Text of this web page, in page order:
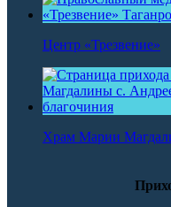
Центр «Трезвение»
Храм Марии